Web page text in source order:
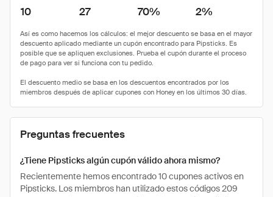
10 27 70% 2%
Preguntas frecuentes
¿Tiene Pipsticks algún cupón válido ahora mismo?
Recientemente hemos encontrado 10 cupones activos en
Pipsticks. Los miembros han utilizado estos códigos 209